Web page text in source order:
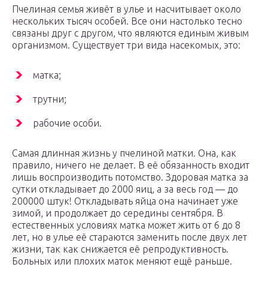
Пчелиная семья живёт в улье и насчитывает около
нескольких тысяч особей. Все они настолько тесно
связаны друг с другом, что являются единым живым
организмом. Существует три вида насекомых, это:
матка;
трутни;
рабочие особи.
Самая длинная жизнь у пчелиной матки. Она, как
правило, ничего не делает. В её обязанность входит
лишь воспроизводить потомство. Здоровая матка за
сутки откладывает до 2000 яиц, а за весь год — до
200000 штук! Откладывать яйца она начинает уже
зимой, и продолжает до середины сентября. В
естественных условиях матка может жить от 6 до 8
лет, но в улье её стараются заменить после двух лет
жизни, так как снижается её репродуктивность.
Больных или плохих маток меняют ещё раньше.